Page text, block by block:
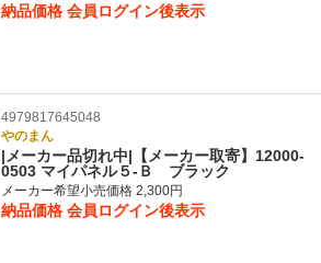
納品価格 会員ログイン後表示
4979817645048
やのまん
|メーカー品切れ中|【メーカー取寄】12000-
0503 マイパネル５‐Ｂ ブラック
メーカー希望小売価格 2,300円
納品価格 会員ログイン後表示